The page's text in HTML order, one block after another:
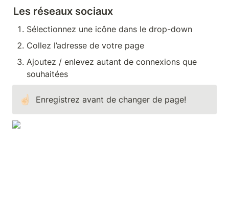
Les réseaux sociaux
Sélectionnez une icône dans le drop-down
Collez l’adresse de votre page
Ajoutez / enlevez autant de connexions que
souhaitées
☝🏻 Enregistrez avant de changer de page!